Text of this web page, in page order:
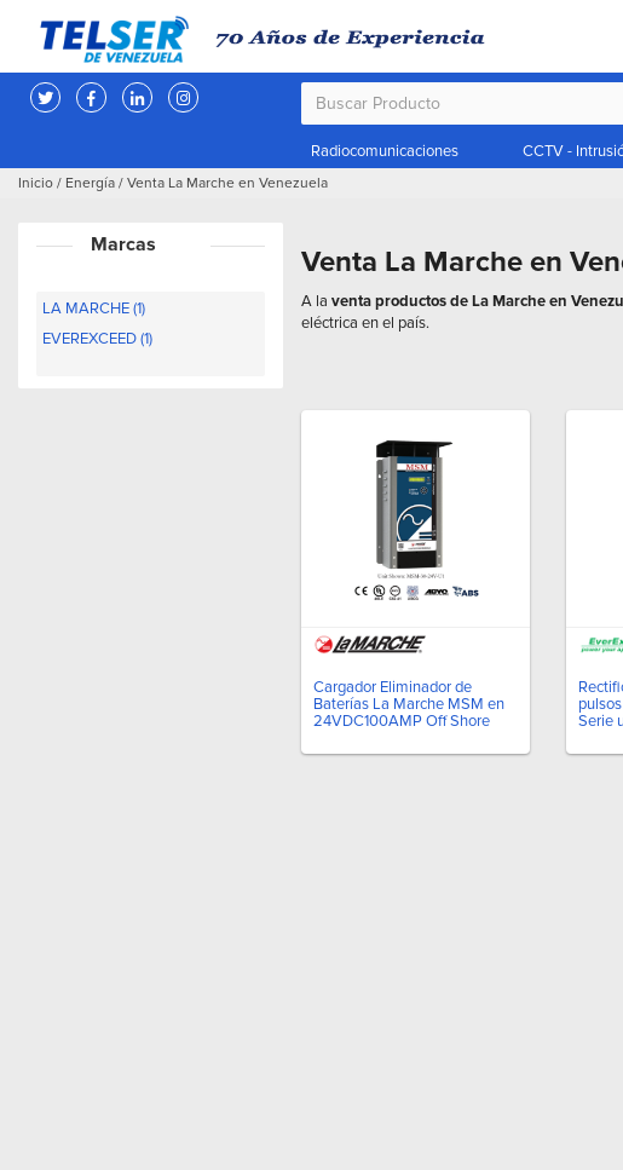
Radiocomunicaciones CCTV -
Inicio / Energía / Venta La Marche en Venezuela
Marcas
LA MARCHE (1)
EVEREXCEED (1)
Venta La Marche en
A la venta productos de La Marche en
eléctrica en el país.
Cargador Eliminador de
Baterías La Marche MSM en
24VDC100AMP Off Shore
Serie